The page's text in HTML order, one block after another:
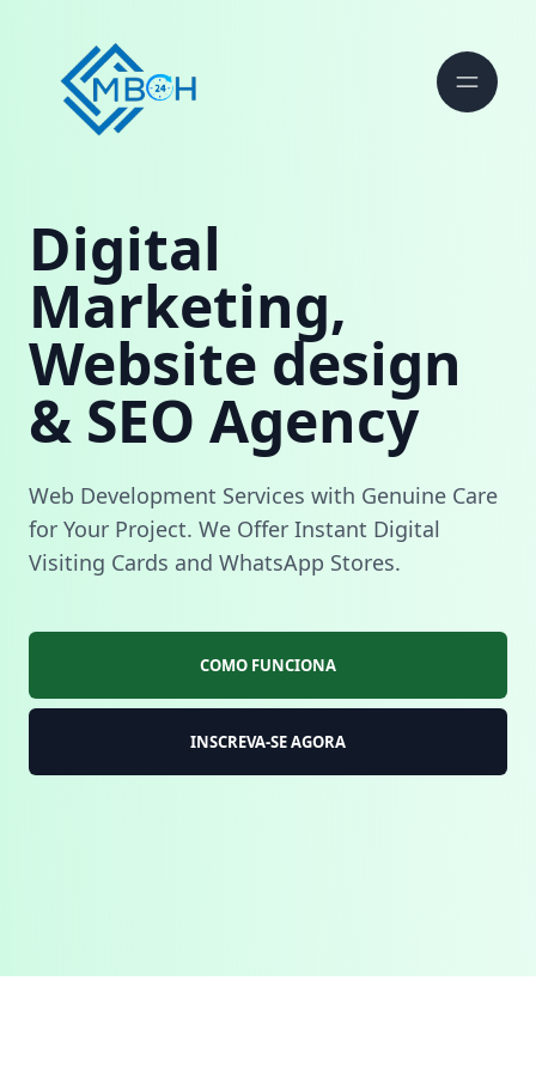
Digital
Marketing,
Website design
& SEO Agency
Web Development Services with Genuine Care
for Your Project. We Offer Instant Digital
Visiting Cards and WhatsApp Stores.
COMO FUNCIONA
INSCREVA-SE AGORA